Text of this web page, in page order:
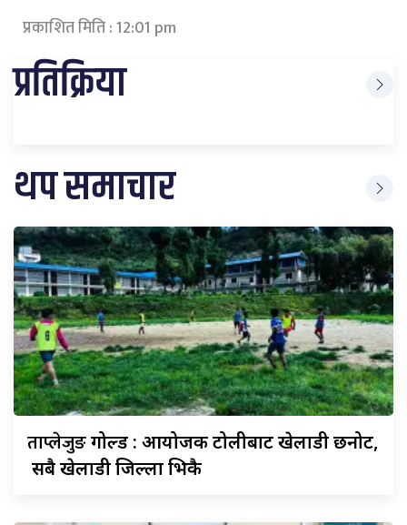
प्रकाशित मिति : 12:01 pm
प्रतिक्रिया
थप समाचार
ताप्लेजुङगोल्ड : आयोजक टोलीबाट खेलाडी छनोट,
सबै खेलाडी जिल्ला भित्रकै